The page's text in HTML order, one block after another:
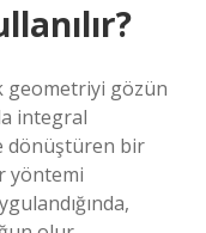
geometriyi gözün
integral
dönüştüren bir
yöntemi